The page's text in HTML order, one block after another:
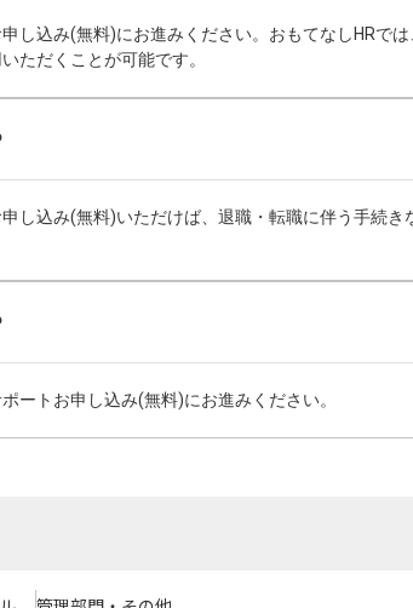
し込み(無料)にお進みください。おもてなしHRで
ただくことが可能です。
し込み(無料)いただけば、退職・転職に伴う手続
ートお申し込み(無料)にお進みください。